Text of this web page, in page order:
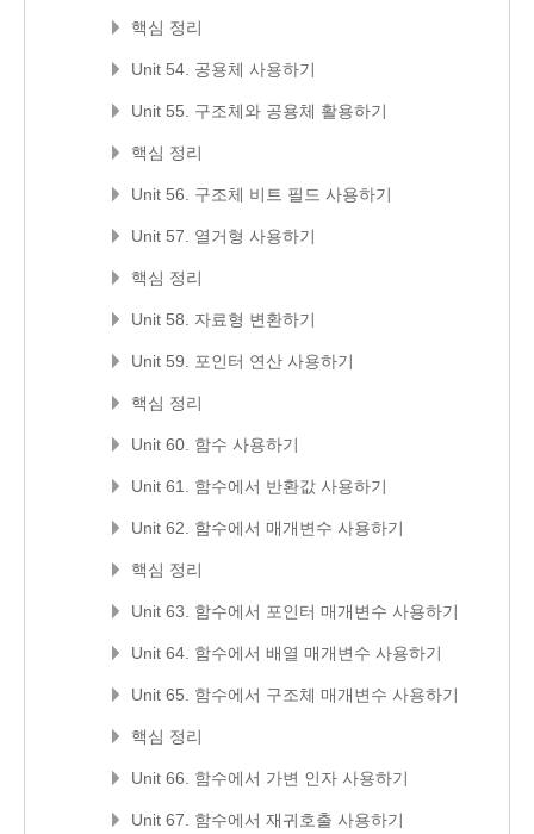
핵심 정리
Unit 54. 공용체 사용하기
Unit 55. 구조체와 공용체 활용하기
핵심 정리
Unit 56. 구조체 비트 필드 사용하기
Unit 57. 열거형 사용하기
핵심 정리
Unit 58. 자료형 변환하기
Unit 59. 포인터 연산 사용하기
핵심 정리
Unit 60. 함수 사용하기
Unit 61. 함수에서 반환값 사용하기
Unit 62. 함수에서 매개변수 사용하기
핵심 정리
Unit 63. 함수에서 포인터 매개변수 사용하기
Unit 64. 함수에서 배열 매개변수 사용하기
Unit 65. 함수에서 구조체 매개변수 사용하기
핵심 정리
Unit 66. 함수에서 가변 인자 사용하기
Unit 67. 함수에서 재귀호출 사용하기